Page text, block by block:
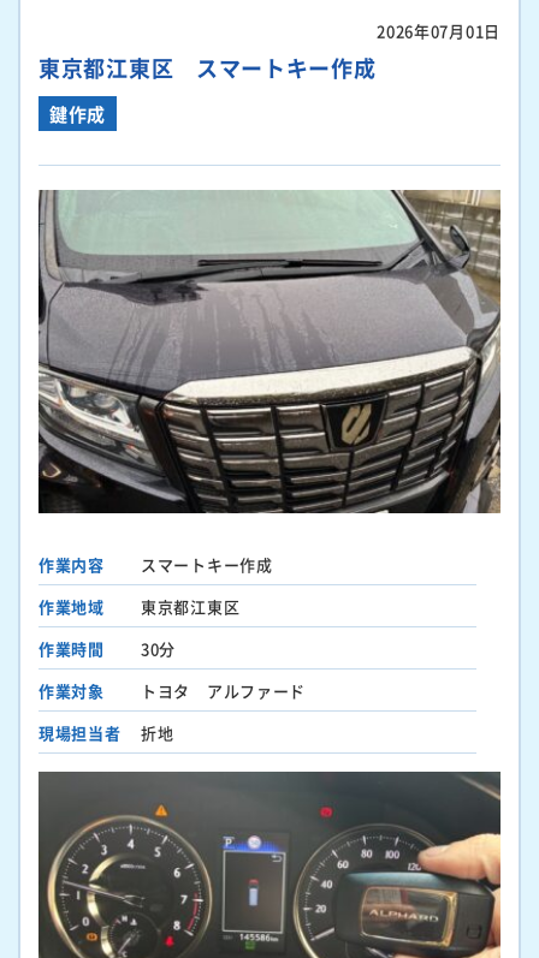
2026年07月01日
東京都江東区 スマートキー作成
鍵作成
作業内容
スマートキー作成
作業地域
東京都江東区
作業時間
30分
作業対象
トヨタ アルファード
現場担当者
折地